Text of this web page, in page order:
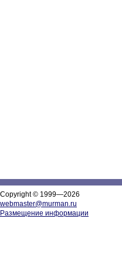
Copyright © 1999—2026
webmaster@murman.ru
Размещение информации